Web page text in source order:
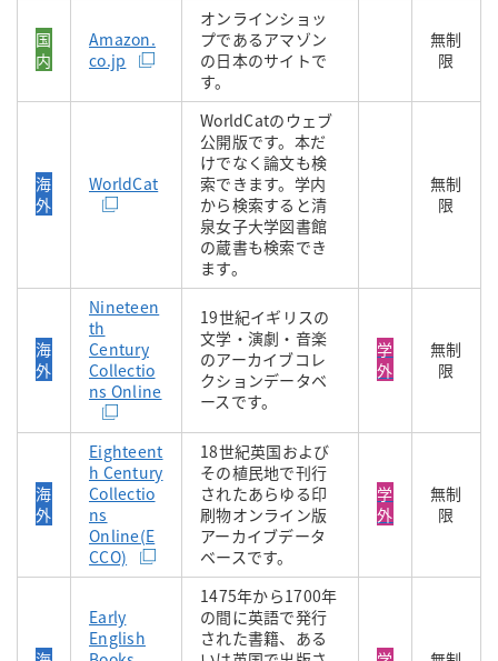
国
内
Amazon.
co.jp
オンラインショッ
プであるアマゾン
の日本のサイトで
す。
無制
限
海
外
WorldCat
WorldCatのウェブ
公開版です。本だ
けでなく論文も検
索できます。学内
から検索すると清
泉女子大学図書館
の蔵書も検索でき
ます。
無制
限
海
外
Nineteen
th
Century
Collectio
ns Online
19世紀イギリスの
文学・演劇・音楽
のアーカイブコレ
クションデータベ
ースです。
学
外
無制
限
海
外
Eighteent
h Century
Collectio
ns
Online(E
CCO)
18世紀英国および
その植民地で刊行
されたあらゆる印
刷物オンライン版
アーカイブデータ
ベースです。
学
外
無制
限
Early
English
1475年から1700年
の間に英語で発行
された書籍、ある